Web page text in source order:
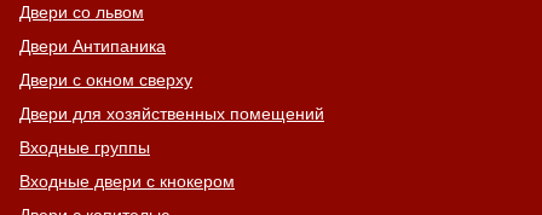
Двери со львом
Двери Антипаника
Двери с окном сверху
Двери для хозяйственных помещений
Входные группы
Входные двери с кнокером